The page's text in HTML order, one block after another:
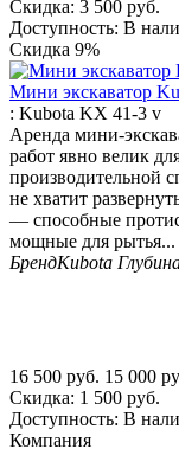
Скидка: 3 500 руб.
Доступность: В
Скидка 9%
Мини экскаватор
: Kubota KX 41-3 v
Аренда мини-
работ явно велик
производительной
не хватит
— способные
мощные для рытья...
БрендKubota
16 500 руб. 15 000
Скидка: 1 500 руб.
Доступность: В
Компания